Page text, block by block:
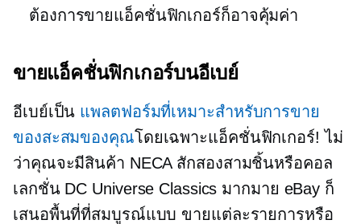
ต้องการขายแอ็คชั่นฟิกเกอร์ก็อาจคุ้มค่า
ขายแอ็คชั่นฟิกเกอร์บนอีเบย์
อีเบย์เป็น แพลตฟอร์มที่เหมาะสำหรับการขาย
ของสะสมของคุณโดยเฉพาะแอ็คชั่นฟิกเกอร์! ไม่
ว่าคุณจะมีสินค้า NECA สักสองสามชิ้นหรือคอล
เลกชั่น DC Universe Classics มากมาย eBay ก็
เสนอพื้นที่ที่สมบูรณ์แบบ ขายแต่ละรายการหรือ